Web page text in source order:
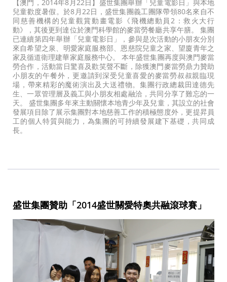
【澳門，2014年8月22日】盛世集團舉辦「兒童電影日」與本地
兒童歡度暑假。於8月22日，盛世集團義工團隊帶領80名來自不
同慈善機構的兒童觀賞動畫電影《飛機總動員2：救火大行
動》，其後更到達位於澳門科學館的麥當勞餐廳共享午膳。 集團
已連續第四年舉辦「兒童電影日」，參與是次活動的小朋友分別
來自希望之泉、明愛家庭服務部、恩慈院兒童之家、望廈青年之
家及循道衛理建華家庭服務中心。 本年盛世集團再度與澳門麥當
勞合作，活動當日驚喜及歡笑聲不斷，除獲澳門麥當勞鼎力贊助
小朋友的午餐外，更邀請到深受兒童喜愛的麥當勞叔叔親臨現
場，帶來精彩的魔術演出及大送禮物。集團行政總裁田達德先
生、一眾管理層及義工與小朋友相處融洽，共同分享了難忘的一
天。 盛世集團多年來主動關懷本地青少年及兒童，其設立的社會
發展項目除了展示集團對本地慈善工作的積極態度外，更提昇員
工的個人特質與能力，為集團的可持續發展建下基礎，共同成
長。
盛世集團贊助「2014盛世關愛特奧共融滾球賽」